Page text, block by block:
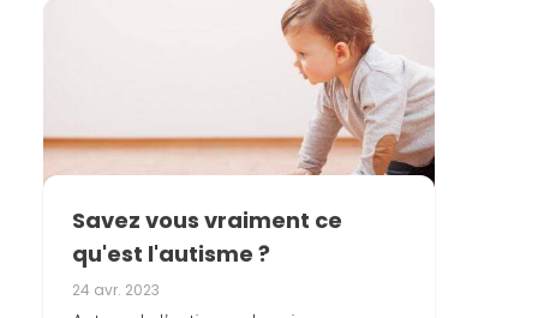
Savez vous vraiment ce
qu'est l'autisme ?
24 avr. 2023